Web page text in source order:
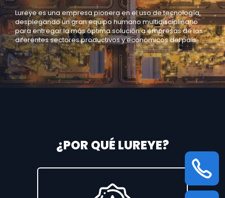
Lureye es una empresa pionera en el uso de tecnología,
desplegando ungran equipo humano multidisciplinario
para entregar la más óptimasolución a empresas de los
diferentes sectores productivos y económicosdel país.
¿POR QUÉ LUREYE?